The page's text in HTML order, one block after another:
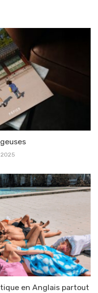
en Anglais partout